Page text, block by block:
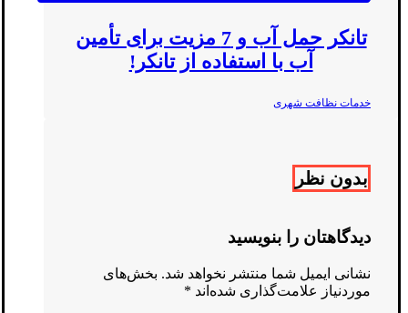
تانکر حمل آب و 7 مزیت برای تأمین
آب با استفاده از تانکر!
خدمات نظافت شهری
بدون نظر
دیدگاهتان را بنویسید
نشانی ایمیل شما منتشر نخواهد شد. بخش‌های
موردنیاز علامت‌گذاری شده‌اند *